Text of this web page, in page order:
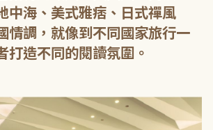
中海、美式雅痞、日式禪風
情調，就像到不同國家旅行一
打造不同的閱讀氛圍。